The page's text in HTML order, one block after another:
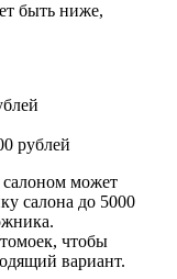
быть ниже,
рублей
может
салона до 5000
чтобы
вариант.